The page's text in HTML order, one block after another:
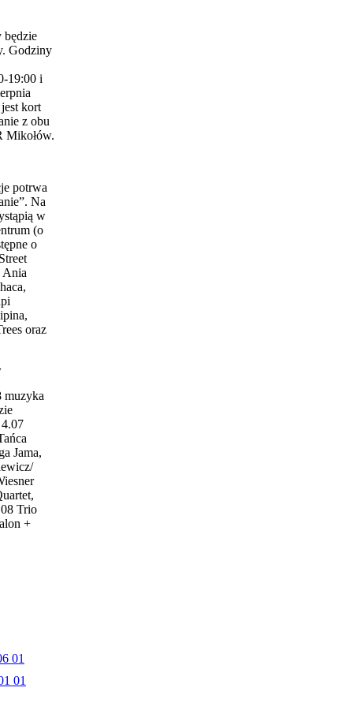
będzie
Godziny
19:00 i
kort
z obu
Mikołów.
potrwa
Na
w
(o
o
Ania
oraz
muzyka
Jama,
Trio
+